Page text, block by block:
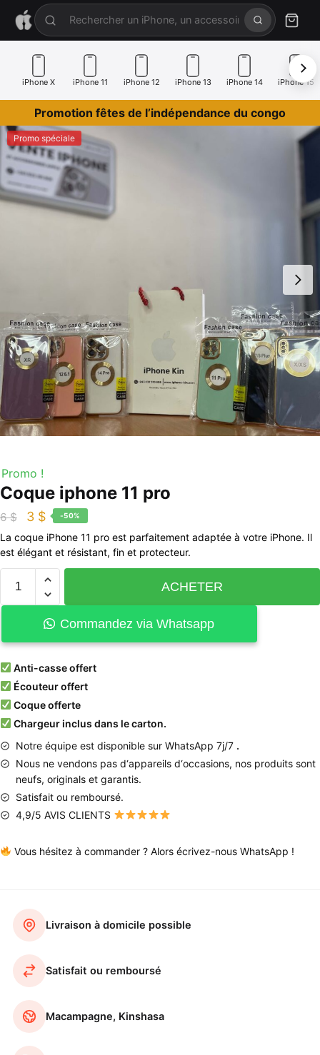
iPhone X iPhone 11 iPhone 12 iPhone 13 iPhone 14 iPhone 15
Promotion fêtes de l’indépendance du congo
Promo spéciale
Promo !
Coque iphone 11 pro
6$ 3 $ -50%
La coque iPhone 11 pro est parfaitement adaptée à votre iPhone. Il
est élégant et résistant, fin et protecteur.
ACHETER
Commandez via Whatsapp
Anti-casse offert
Écouteur offert
Coque offerte
Chargeur inclus dans le carton.
Notre équipe est disponible sur WhatsApp 7j/7 .
Nous ne vendons pas d‘appareils d‘occasions, nos produits sont
neufs, originals et garantis.
Satisfait ou remboursé.
4,9/5 AVIS CLIENTS
Vous hésitez à commander ? Alors écrivez-nous WhatsApp !
Livraison à domicile possible
Satisfait ou remboursé
Macampagne, Kinshasa